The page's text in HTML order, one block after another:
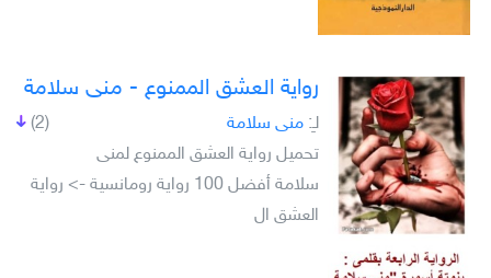
رواية العشق الممنوع - منى سلامة
(2) لـِ: منى سلامة
تحميل رواية العشق الممنوع لمنى
سلامة أفضل 100 رواية رومانسية -> رواية
العشق ال